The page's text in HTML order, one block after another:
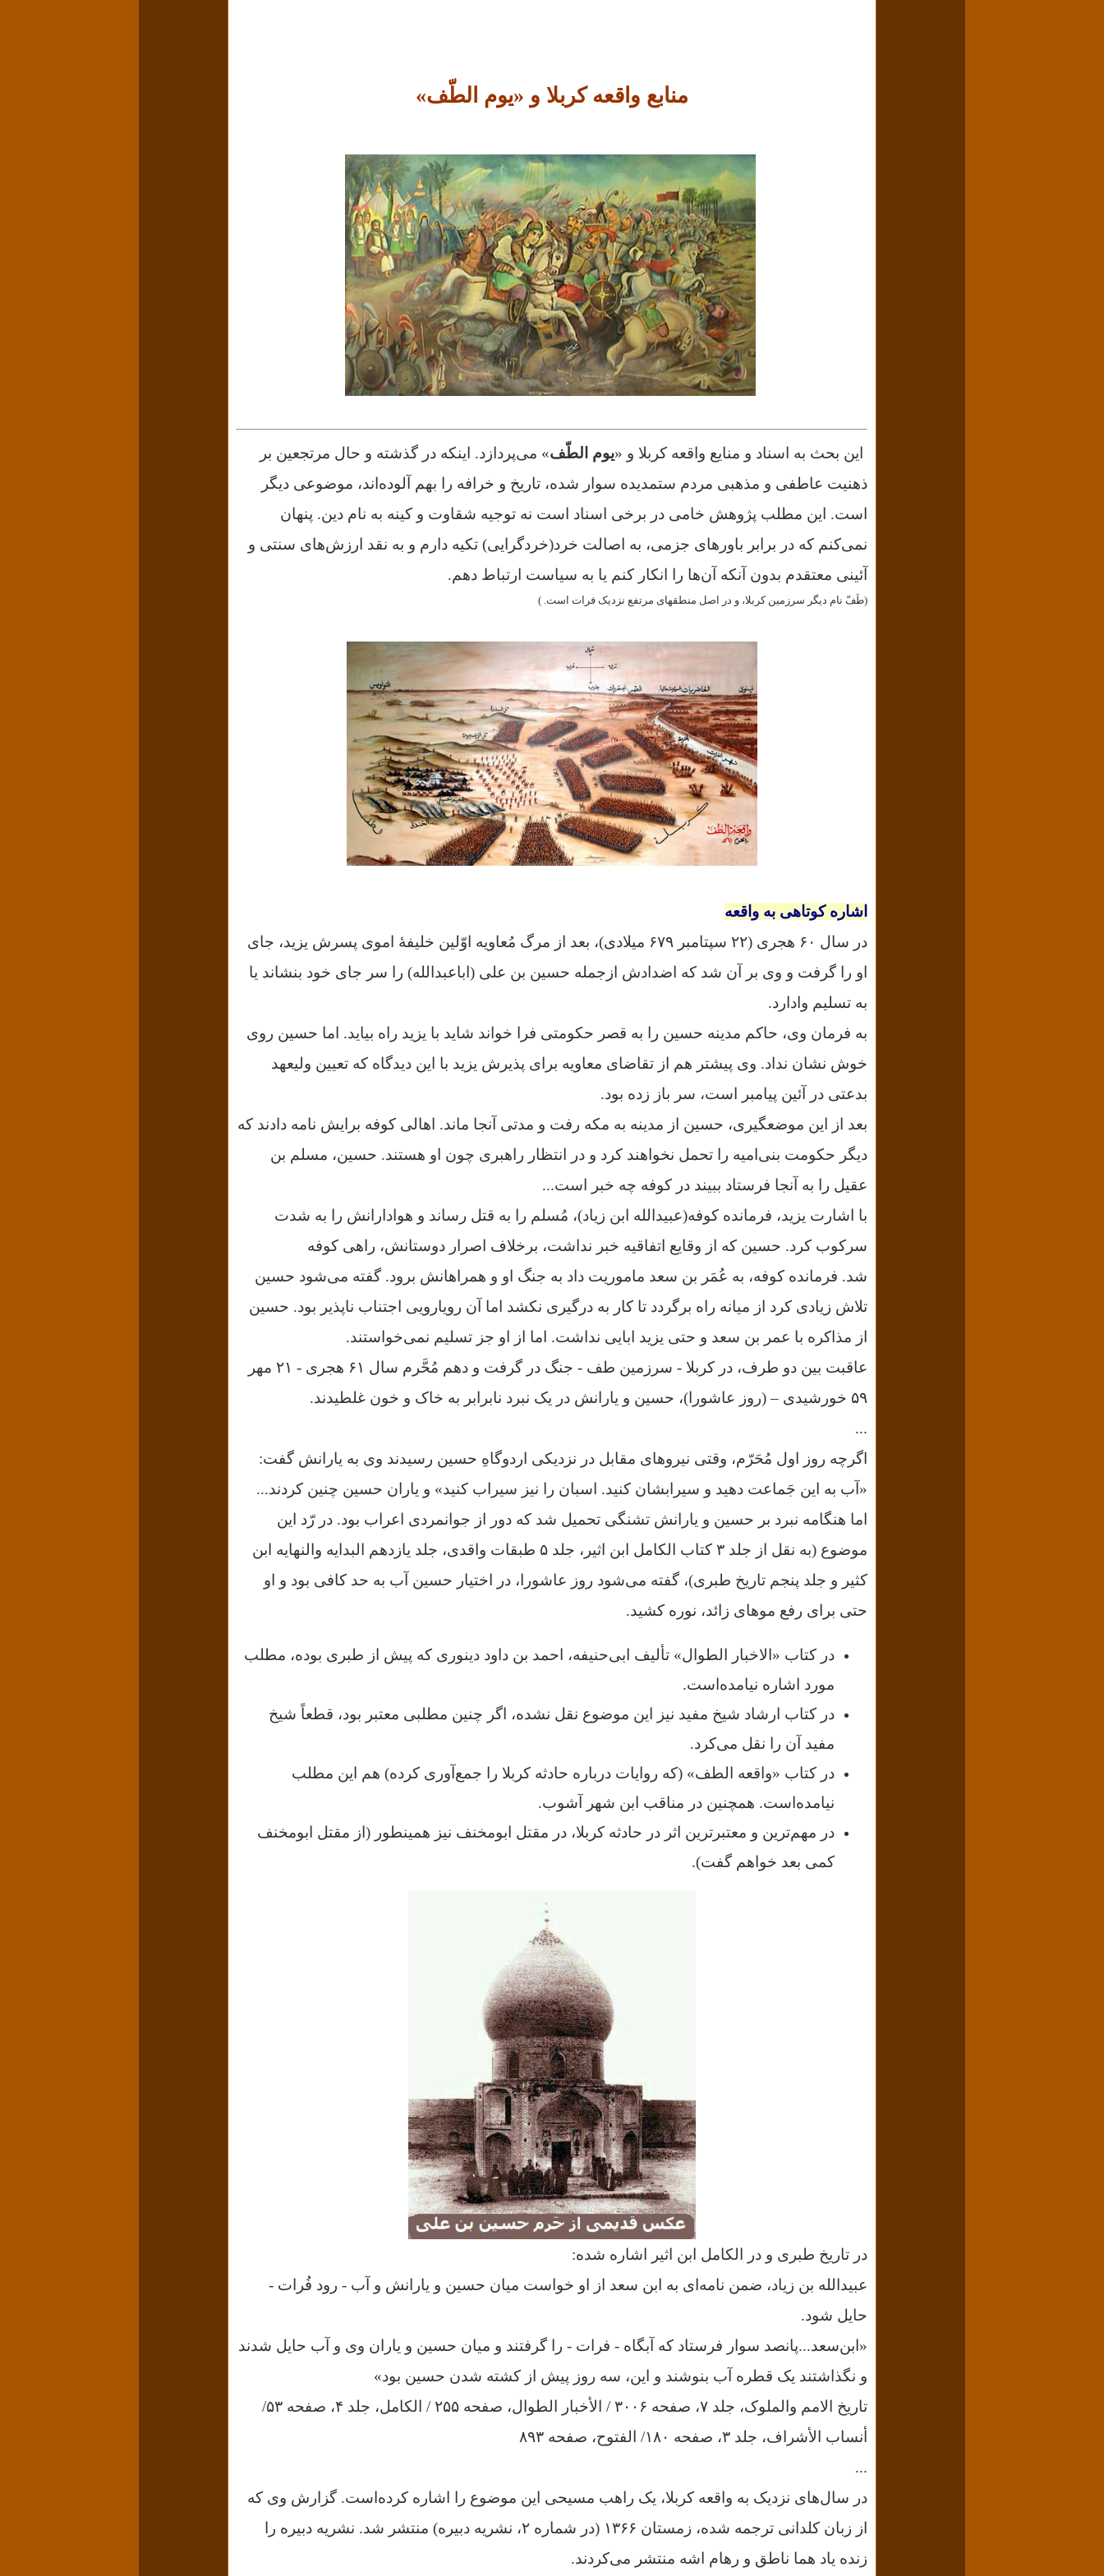
منابع واقعه کربلا و «یوم الطّف»
این بحث به اسناد و منایع واقعه کربلا و «یوم الطّف» می‌پردازد. اینکه در گذشته و حال مرتجعین بر
ذهنیت عاطفی و مذهبی مردم ستمدیده سوار شده، تاریخ و خرافه را بهم آلوده‌اند، موضوعی دیگر
است. این مطلب پژوهش خامی در برخی اسناد است نه توجیه شقاوت و کینه به نام دین. پنهان
نمی‌کنم که در برابر باورهای جزمی، به اصالت خرد(خردگرایی) تکیه دارم و به نقد ارزش‌های سنتی و
آئینی معتقدم بدون آنکه آن‌ها را انکار کنم یا به سیاست ارتباط دهم.
(طَفّ نام دیگر سرزمین کربلا، و در اصل منطقه‎ای مرتفع نزدیک فرات است. )
اشاره کوتاهی به واقعه
در سال ۶۰ هجری (۲۲ سپتامبر ۶۷۹ میلادی)، بعد از مرگ مُعاویه اوّلین خلیفهٔ اموی پسرش یزید، جای
او را گرفت و وی بر آن شد که اضدادش ازجمله حسین بن علی (اباعبدالله) را سر جای خود بنشاند یا
به تسلیم وادارد.
به فرمان وی، حاکم مدینه حسین را به قصر حکومتی فرا خواند شاید با یزید راه بیاید. اما حسین روی
خوش نشان نداد. وی پیشتر هم از تقاضای معاویه برای پذیرش یزید با این دیدگاه که تعیین ولیعهد
بدعتی در آئین پیامبر است، سر باز زده بود.
بعد از این موضعگیری، حسین از مدینه به مکه رفت و مدتی آنجا ماند. اهالی کوفه برایش نامه دادند که
دیگر حکومت بنی‌امیه را تحمل نخواهند کرد و در انتظار راهبری چون او هستند. حسین، مسلم بن
عقیل را به آنجا فرستاد ببیند در کوفه چه خبر است...
با اشارت یزید، فرمانده کوفه(عبیدالله ابن زیاد)، مُسلم را به قتل رساند و هوادارانش را به شدت
سرکوب کرد. حسین که از وقایع اتفاقیه خبر نداشت، برخلاف اصرار دوستانش، راهی کوفه
شد. فرمانده کوفه، به عُمَر بن سعد ماموریت داد به جنگ او و همراهانش برود. گفته می‌شود حسین
تلاش زیادی کرد از میانه راه برگردد تا کار به درگیری نکشد اما آن رویارویی اجتناب ناپذیر بود. حسین
از مذاکره با عمر بن سعد و حتی یزید ابایی نداشت. اما از او جز تسلیم نمی‌خواستند.
عاقبت بین دو طرف، در کربلا - سرزمین طف - جنگ در گرفت و دهم مُحَّرم سال ۶۱ هجری - ۲۱ مهر
۵۹ خورشیدی – (روز عاشورا)، حسین و یارانش در یک نبرد نابرابر به خاک و خون غلطیدند.
...
اگرچه روز اول مُحَرّم، وقتی نیروهای مقابل در نزدیکی اردوگاهِ حسین رسیدند وی به یارانش گفت:
«آب به این جَماعت دهید و سیرابشان کنید. اسبان را نیز سیراب کنید» و یاران حسین چنین کردند...
اما هنگامه نبرد بر حسین و یارانش تشنگی تحمیل شد که دور از جوانمردی اعراب بود. در رّد این
موضوع (به نقل از جلد ۳ کتاب الکامل ابن اثیر، جلد ۵ طبقات واقدی، جلد یازدهم البدایه والنهایه ابن
کثیر و جلد پنجم تاریخ طبری)، گفته می‌شود روز عاشورا، در اختیار حسین آب به حد کافی بود و او
حتی برای رفع موهای زائد، نوره کشید.
در کتاب «الاخبار الطوال» تألیف ابی‌حنیفه، احمد بن داود دینوری که پیش از طبری بوده، مطلب
مورد اشاره نیامده‌است.
در کتاب ارشاد شیخ مفید نیز این موضوع نقل نشده، اگر چنین مطلبی معتبر بود، قطعاً شیخ
مفید آن را نقل می‌کرد.
در کتاب «واقعه الطف» (که روایات درباره حادثه کربلا را جمع‌آوری کرده) هم این مطلب
نیامده‌است. همچنین در مناقب ابن شهر آشوب.
در مهم‌ترین و معتبرترین اثر در حادثه کربلا، در مقتل ابومخنف نیز همینطور (از مقتل ابومخنف
کمی بعد خواهم گفت).
در تاریخ طبری و در الکامل ابن اثیر اشاره شده‌:
عبیدالله بن زیاد، ضمن نامه‌ای به ابن‌ سعد از او خواست میان حسین و یارانش و آب - رود فُرات -
حایل شود.
«ابن‌سعد...پانصد سوار فرستاد که آبگاه - فرات - را گرفتند و میان حسین و یاران وی و آب حایل شدند
و نگذاشتند یک قطره آب بنوشند و این، سه روز پیش از کشته شدن حسین بود»
تاریخ الامم والملوک، جلد ۷، صفحه ۳۰۰۶ / الأخبار الطوال، صفحه ۲۵۵ / الكامل، جلد ۴، صفحه ۵۳/
أنساب‏ الأشراف، جلد ۳، صفحه ۱۸۰/ الفتوح، صفحه ۸۹۳
...
در سال‌های نزدیک به واقعه کربلا، یک راهب مسیحی این موضوع را اشاره کرده‌است. گزارش وی که
از زبان کلدانی ترجمه شده، زمستان ۱۳۶۶ (در شماره ۲، نشریه دبیره) منتشر شد. نشریه دبیره را
زنده یاد هما ناطق و رهام اشه منتشر می‌کردند.